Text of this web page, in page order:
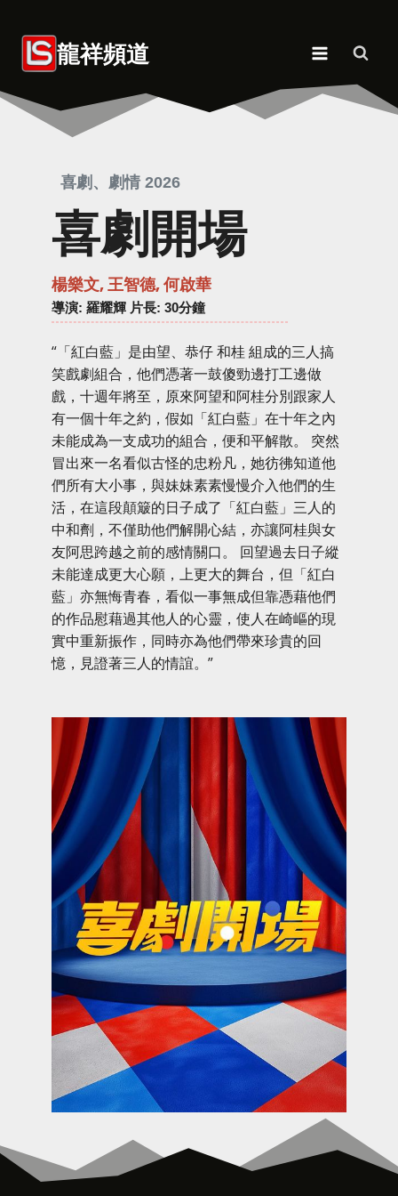
content 龍祥頻道
喜劇、劇情 2026
喜劇開場
楊樂文, 王智德, 何啟華
導演: 羅耀輝 片長: 30分鐘
“「紅白藍」是由望、恭仔 和桂 組成的三人搞
笑戲劇組合，他們憑著一鼓傻勁邊打工邊做
戲，十週年將至，原來阿望和阿桂分別跟家人
有一個十年之約，假如「紅白藍」在十年之內
未能成為一支成功的組合，便和平解散。 突然
冒出來一名看似古怪的忠粉凡，她彷彿知道他
們所有大小事，與妹妹素素慢慢介入他們的生
活，在這段顛簸的日子成了「紅白藍」三人的
中和劑，不僅助他們解開心結，亦讓阿桂與女
友阿思跨越之前的感情關口。 回望過去日子縱
未能達成更大心願，上更大的舞台，但「紅白
藍」亦無悔青春，看似一事無成但靠憑藉他們
的作品慰藉過其他人的心靈，使人在崎嶇的現
實中重新振作，同時亦為他們帶來珍貴的回
憶，見證著三人的情誼。”